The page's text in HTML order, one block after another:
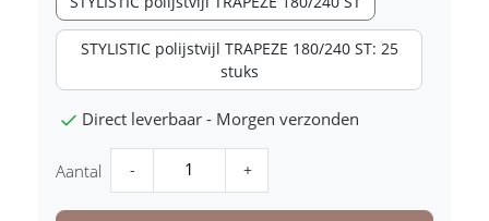
STYLISTIC polijstvijl TRAPEZE 180/240 ST: 25
stuks
Direct leverbaar - Morgen verzonden
Aantal - +